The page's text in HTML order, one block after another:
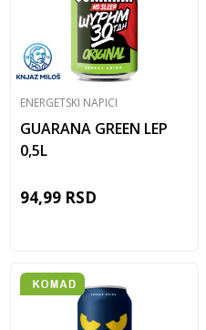
ENERGETSKI NAPICI
GUARANA GREEN LEP
0,5L
94,99 RSD